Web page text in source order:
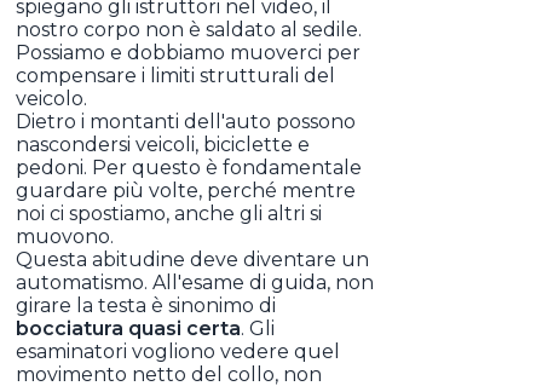
spiegano gli istruttori nel video, il
nostro corpo non è saldato al sedile.
Possiamo e dobbiamo muoverci per
compensare i limiti strutturali del
veicolo.
Dietro i montanti dell'auto possono
nascondersi veicoli, biciclette e
pedoni. Per questo è fondamentale
guardare più volte, perché mentre
noi ci spostiamo, anche gli altri si
muovono.
Questa abitudine deve diventare un
automatismo. All'esame di guida, non
girare la testa è sinonimo di
bocciatura quasi certa. Gli
esaminatori vogliono vedere quel
movimento netto del collo, non